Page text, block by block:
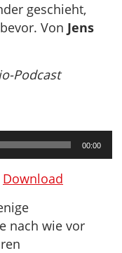
geschieht,
Von Jens
Podcast
00:00
Download
nach wie vor